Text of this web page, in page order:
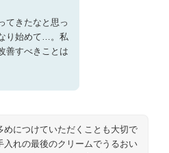
てきたなと思っ
り始めて…。私
善すべきことは
めにつけていただくことも大切で
入れの最後のクリームでうるおい